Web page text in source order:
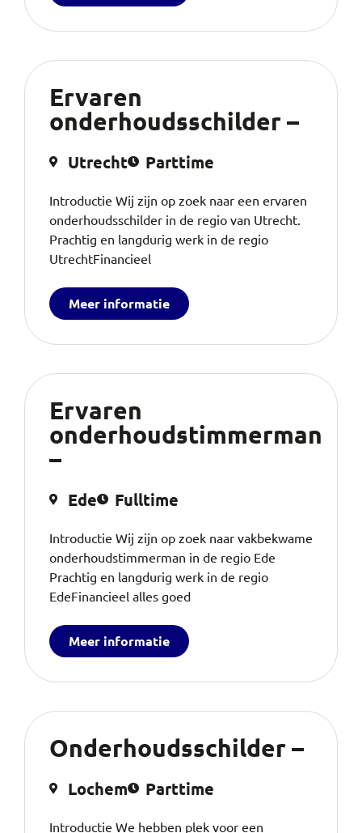
Ervaren
onderhoudsschilder –
Utrecht Parttime
Introductie Wij zijn op zoek naar een ervaren
onderhoudsschilder in de regio van Utrecht.
Prachtig en langdurig werk in de regio
UtrechtFinancieel
Meer informatie
Ervaren
onderhoudstimmerman
–
Ede Fulltime
Introductie Wij zijn op zoek naar vakbekwame
onderhoudstimmerman in de regio Ede
Prachtig en langdurig werk in de regio
EdeFinancieel alles goed
Meer informatie
Onderhoudsschilder –
Lochem Parttime
Introductie We hebben plek voor een